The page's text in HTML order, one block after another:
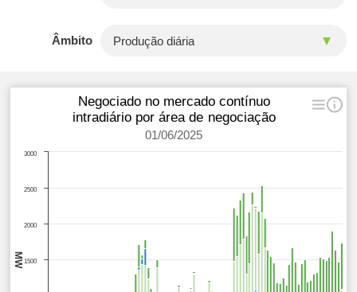
Âmbito
MW
Negociado no mercado contínuo
intradiário por área de negociação
01/06/2025
1500
2000
2500
3000